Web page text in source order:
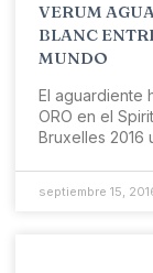
VERUM
BLANC
MUNDO
El aguardiente
ORO en el
Bruxelles 2016
septiembre 15,